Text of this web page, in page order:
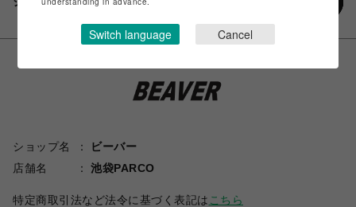
ショップ名
ビーバー
店舗名
池袋PARCO
特定商取引法など法令に基づく表記は こちら
Switch language Cancel